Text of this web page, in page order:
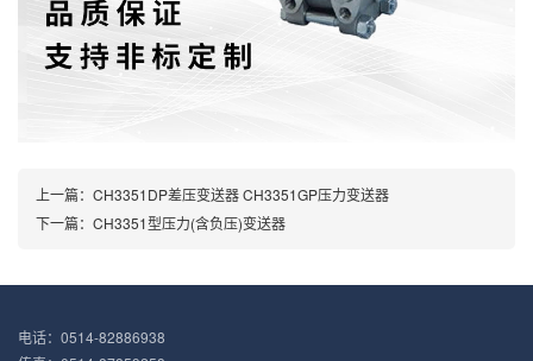
上一篇： CH3351DP差压变送器 CH3351GP压力变送器
下一篇： CH3351型压力(含负压)变送器
电话：0514-82886938